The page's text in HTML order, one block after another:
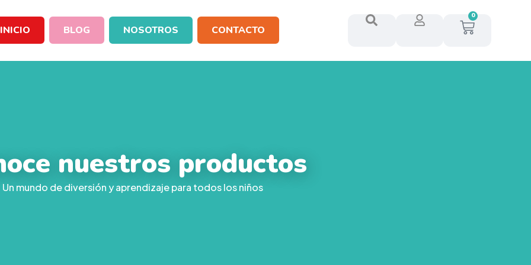
INICIO BLOG NOSOTROS CONTACTO
0
nuestros productos
Un mundo de diversión y aprendizaje para todos los niños